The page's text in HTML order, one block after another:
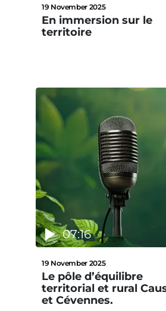
19 November 2025
En immersion sur le
territoire
07:16
19 November 2025
Le pôle d’équilibre
territorial et rural
et Cévennes.